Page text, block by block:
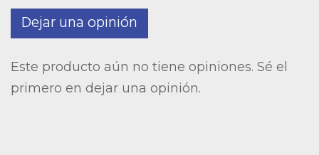
Dejar una opinión
Este producto aún no tiene opiniones. Sé el
primero en dejar una opinión.